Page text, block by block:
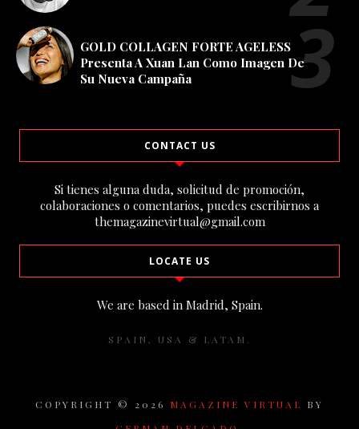
GOLD COLLAGEN FORTE AGELESS
Presenta A Xuan Lan Como Imagen De
Su Nueva Campaña
CONTACT US
Si tienes alguna duda, solicitud de promoción,
colaboraciones o comentarios, puedes escribirnos a
themagazinevirtual@gmail.com
LOCATE US
We are based in Madrid, Spain.
SPAIN, USA & LATAM.
COPYRIGHT © 2026 MAGAZINE VIRTUAL
BY